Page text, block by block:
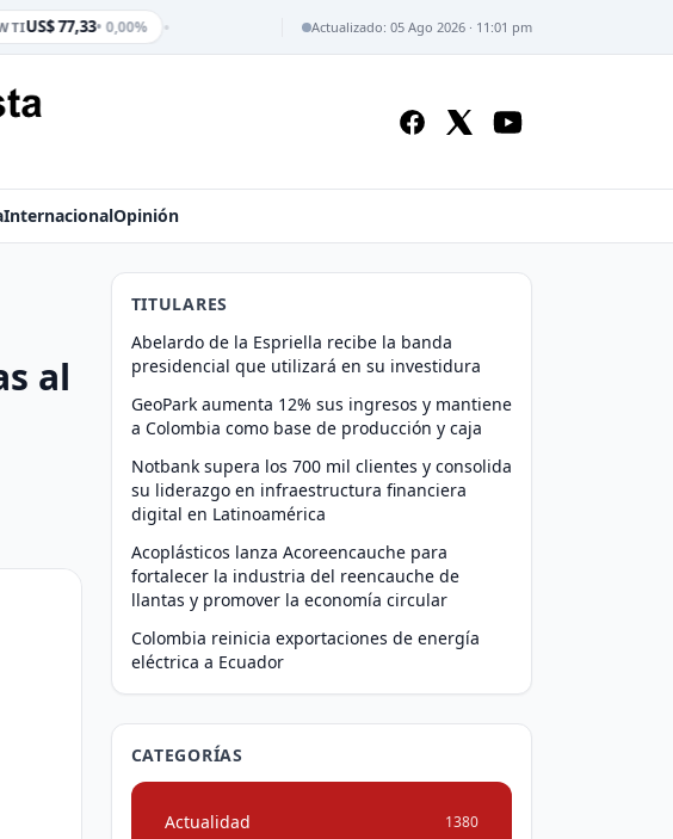
US$ 77,33• 0,00% Actualizado: 05 Ago 2026 · 11:01 pm
InternacionalOpinión
al
TITULARES
Abelardo de la Espriella recibe la banda
presidencial que utilizará en su investidura
GeoPark aumenta 12% sus ingresos y mantiene
a Colombia como base de producción y caja
Notbank supera los 700 mil clientes y consolida
su liderazgo en infraestructura financiera
digital en Latinoamérica
Acoplásticos lanza Acoreencauche para
fortalecer la industria del reencauche de
llantas y promover la economía circular
Colombia reinicia exportaciones de energía
eléctrica a Ecuador
CATEGORÍAS
Actualidad 1380